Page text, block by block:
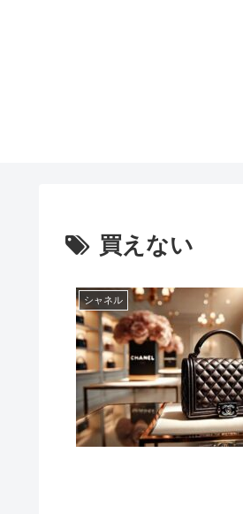
買えない
シャネル